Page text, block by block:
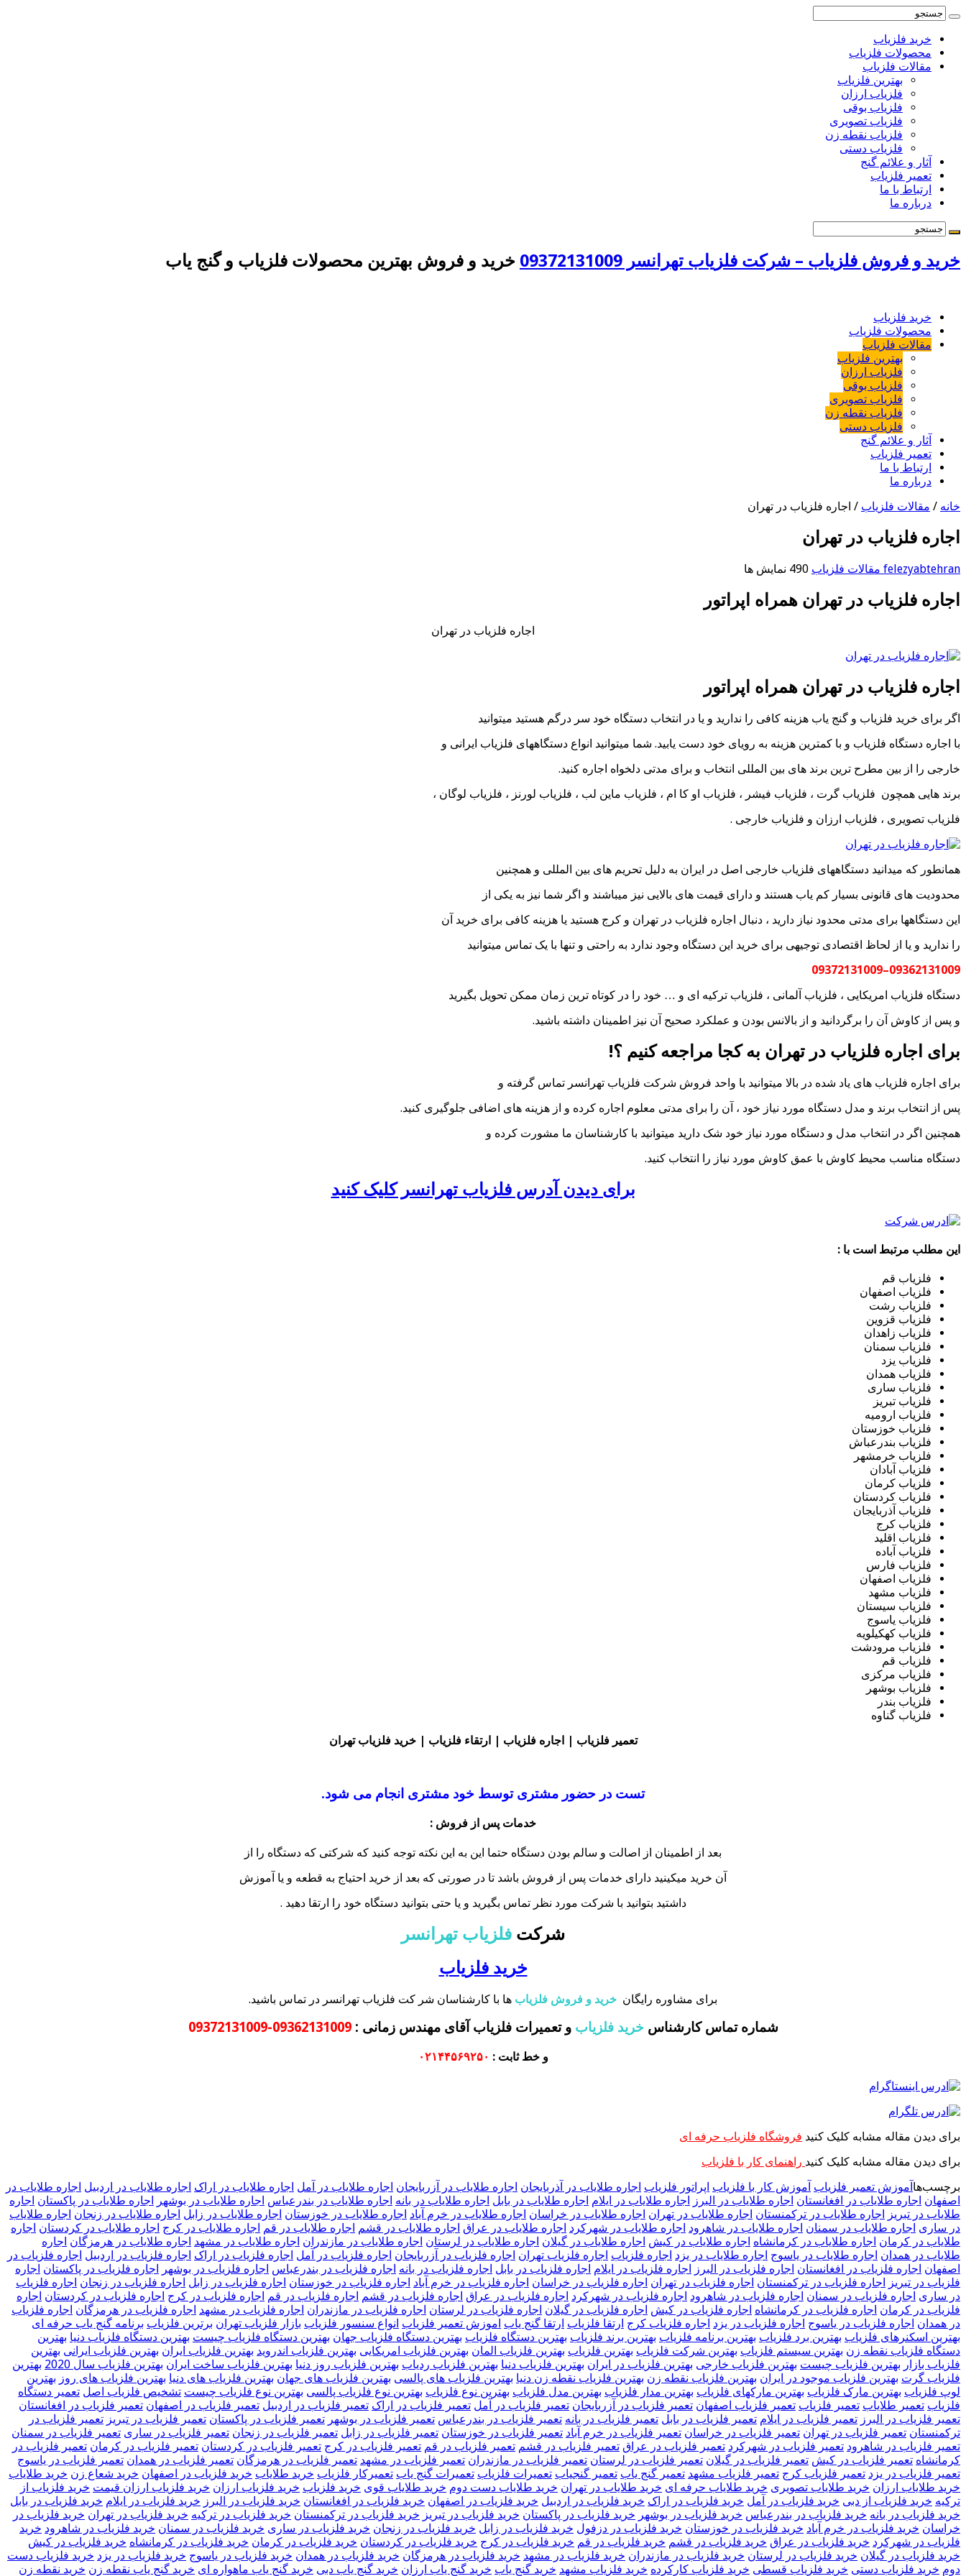
خرید فلزیاب
محصولات فلزیاب
مقالات فلزیاب
بهترین فلزیاب
فلزیاب ارزان
فلزیاب بوقی
فلزیاب تصویری
فلزیاب نقطه زن
فلزیاب دستی
آثار و علائم گنج
تعمیر فلزیاب
ارتباط با ما
درباره ما
خرید و فروش فلزیاب – شرکت فلزیاب تهرانسر 09372131009 خرید و فروش بهترین محصولات فلزیاب و گنج یاب
خرید فلزیاب
محصولات فلزیاب
مقالات فلزیاب
بهترین فلزیاب
فلزیاب ارزان
فلزیاب بوقی
فلزیاب تصویری
فلزیاب نقطه زن
فلزیاب دستی
آثار و علائم گنج
تعمیر فلزیاب
ارتباط با ما
درباره ما
خانه / مقالات فلزیاب / اجاره فلزیاب در تهران
اجاره فلزیاب در تهران
felezyabtehran مقالات فلزیاب 490 نمایش ها
اجاره فلزیاب در تهران همراه اپراتور
اجاره فلزیاب در تهران
اجاره فلزیاب در تهران همراه اپراتور
اگر برای خرید فلزیاب و گنج یاب هزینه کافی را ندارید و یا در انتخاب دستگاه خود سر درگم هستید میتوانید
با اجاره دستگاه فلزیاب و با کمترین هزینه به رویای خود دست یابید. شما میتوانید انواع دستگاههای فلزیاب ایرانی و
خارجی را از بین مطرح ترین برند های بین المللی انتخاب و برای مدتی دلخواه اجاره کنید.
برند هایی همچون فلزیاب گرت ، فلزیاب فیشر ، فلزیاب او کا ام ، فلزیاب ماین لب ، فلزیاب لورنز ، فلزیاب لوگان ،
فلزیاب تصویری ، فلزیاب ارزان و فلزیاب خارجی .
همانطور که میدانید دستگاههای فلزیاب خارجی اصل در ایران به دلیل تحریم های بین المللی و همچنین
محدودیت های قانونی بسیار کم یاب هستند و دارای قیمت های بالایی نیز میباشند و اگر شما نیز به یکی از
این دستگاهها برای مدتی محدود نیاز دارید ، دنبال اجاره فلزیاب در تهران و کرج هستید یا هزینه کافی برای خرید آن
را ندارید و یا از لحاظ اقتصادی توجیهی برای خرید این دستگاه وجود ندارد به راحتی و تنها با یک تماس میتوانید
09362131009–09372131009
دستگاه فلزیاب امریکایی ، فلزیاب آلمانی ، فلزیاب ترکیه ای و … خود را در کوتاه ترین زمان ممکن تحویل بگیرید
و پس از کاوش آن را برگردانید و از بالانس بودن و عملکرد صحیح آن نیز اطمینان داشته باشید.
برای اجاره فلزیاب در تهران به کجا مراجعه کنیم ؟!
برای اجاره فلزیاب های یاد شده در بالا میتوانید با واحد فروش شرکت فلزیاب تهرانسر تماس گرفته و
پس از انتخاب برند و مدل دستگاه مورد نیاز خود ، آن را برای مدتی معلوم اجاره کرده و از هزینه های اضافی جلوگیری کنید.
همچنین اگر در انتخاب مدل و دستگاه مورد نیاز خود شک دارید میتوانید با کارشناسان ما مشورت کرده و
دستگاه مناسب محیط کاوش با عمق کاوش مورد نیاز را انتخاب کنید.
برای دیدن آدرس فلزیاب تهرانسر کلیک کنید
این مطلب مرتبط است با :
فلزیاب قم
فلزیاب اصفهان
فلزیاب رشت
فلزیاب قزوین
فلزیاب زاهدان
فلزیاب سمنان
فلزیاب یزد
فلزیاب همدان
فلزیاب ساری
فلزیاب تبریز
فلزیاب ارومیه
فلزیاب خوزستان
فلزیاب بندرعباش
فلزیاب خرمشهر
فلزیاب آبادان
فلزیاب کرمان
فلزیاب کردستان
فلزیاب آذربایجان
فلزیاب کرج
فلزیاب اقلید
فلزیاب آباده
فلزیاب فارس
فلزیاب اصفهان
فلزیاب مشهد
فلزیاب سیستان
فلزیاب یاسوج
فلزیاب کهکیلویه
فلزیاب مرودشت
فلزیاب قم
فلزیاب مرکزی
فلزیاب بوشهر
فلزیاب بندر
فلزیاب گناوه
تعمیر فلزیاب | اجاره فلزیاب | ارتقاء فلزیاب | خرید فلزیاب تهران
تست در حضور مشتری توسط خود مشتری انجام می شود.
خدمات پس از فروش :
بعد از اطمینان از اصالت و سالم بودن دستگاه حتما این به این نکته توجه کنید که شرکتی که دستگاه را از
آن خرید میکینید دارای خدمات پس از فروش باشد تا در صورتی که بعد از خرید احتیاج به قطعه و یا آموزش
داشتید بتوانید با شرکت مورد نظر تماس بگیرید و یا حتی بتوانید دستگاه خود را ارتقا دهید .
شرکت فلزیاب تهرانسر
خرید فلزیاب
برای مشاوره رایگان خرید و فروش فلزیاب ها با کارشناسان شر کت فلزیاب تهرانسر در تماس باشید.
شماره تماس کارشناس خرید فلزیابو تعمیرات فلزیاب آقای مهندس زمانی :
09362131009-09372131009
و خط ثابت : ۰۲۱۴۴۵۶۹۲۵۰
برای دیدن مقاله مشابه کلیک کنید فروشگاه فلزیاب حرفه ای
برای دیدن مقاله مشابه کلیک کنید راهنمای کار با فلزیاب
برچسب‌هاآموزش تعمیر فلزیاب آموزش کار با فلزیاب اپراتور فلزیاب اجاره طلایاب در آذربایجان اجاره طلایاب در آزربایجان اجاره طلایاب در آمل اجاره طلایاب در اراک اجاره طلایاب در اردبیل اجاره طلایاب در
اصفهان اجاره طلایاب در افغانستان اجاره طلایاب در البرز اجاره طلایاب در ایلام اجاره طلایاب در بابل اجاره طلایاب در بانه اجاره طلایاب در بندرعباس اجاره طلایاب در بوشهر اجاره طلایاب در پاکستان اجاره
طلایاب در تبریز اجاره طلایاب در ترکمنستان اجاره طلایاب در تهران اجاره طلایاب در خراسان اجاره طلایاب در خرم آباد اجاره طلایاب در خوزستان اجاره طلایاب در زابل اجاره طلایاب در زنجان اجاره طلایاب
در ساری اجاره طلایاب در سمنان اجاره طلایاب در شاهرود اجاره طلایاب در شهرکرد اجاره طلایاب در عراق اجاره طلایاب در قشم اجاره طلایاب در قم اجاره طلایاب در کرج اجاره طلایاب در کردستان اجاره
طلایاب در کرمان اجاره طلایاب در کرمانشاه اجاره طلایاب در کیش اجاره طلایاب در گیلان اجاره طلایاب در لرستان اجاره طلایاب در مازندران اجاره طلایاب در مشهد اجاره طلایاب در هرمزگان اجاره
طلایاب در همدان اجاره طلایاب در یاسوج اجاره طلایاب در یزد اجاره فلزیاب اجاره فلزیاب تهران اجاره فلزیاب در آزربایجان اجاره فلزیاب در آمل اجاره فلزیاب در اراک اجاره فلزیاب در اردبیل اجاره فلزیاب در
اصفهان اجاره فلزیاب در افغانستان اجاره فلزیاب در البرز اجاره فلزیاب در ایلام اجاره فلزیاب در بابل اجاره فلزیاب در بانه اجاره فلزیاب در بندرعباس اجاره فلزیاب در بوشهر اجاره فلزیاب در پاکستان اجاره
فلزیاب در تبریز اجاره فلزیاب در ترکمنستان اجاره فلزیاب در تهران اجاره فلزیاب در خراسان اجاره فلزیاب در خرم آباد اجاره فلزیاب در خوزستان اجاره فلزیاب در زابل اجاره فلزیاب در زنجان اجاره فلزیاب
در ساری اجاره فلزیاب در سمنان اجاره فلزیاب در شاهرود اجاره فلزیاب در شهرکرد اجاره فلزیاب در عراق اجاره فلزیاب در قشم اجاره فلزیاب در قم اجاره فلزیاب در کرج اجاره فلزیاب در کردستان اجاره
فلزیاب در کرمان اجاره فلزیاب در کرمانشاه اجاره فلزیاب در کیش اجاره فلزیاب در گیلان اجاره فلزیاب در لرستان اجاره فلزیاب در مازندران اجاره فلزیاب در مشهد اجاره فلزیاب در هرمزگان اجاره فلزیاب
در همدان اجاره فلزیاب در یاسوج اجاره فلزیاب در یزد اجاره فلزیاب کرج ارتقا فلزیاب ارتقا گنج یاب اموزش تعمیر فلزیاب انواع سنسور فلزیاب بازار فلزیاب تهران برترین فلزیاب برنامه گنج یاب حرفه ای
بهترین اسکنرهای فلزیاب بهترین برد فلزیاب بهترین برنامه فلزیاب بهترین برند فلزیاب بهترین دستگاه فلزیاب بهترین دستگاه فلزیاب جهان بهترین دستگاه فلزیاب چیست بهترین دستگاه فلزیاب دنیا بهترین
دستگاه فلزیاب نقطه زن بهترین سیستم فلزیاب بهترین شرکت فلزیاب بهترین فلزیاب بهترین فلزیاب المان بهترین فلزیاب امریکایی بهترین فلزیاب اندروید بهترین فلزیاب ایران بهترین فلزیاب ایرانی بهترین
فلزیاب بازار بهترین فلزیاب چیست بهترین فلزیاب خارجی بهترین فلزیاب در ایران بهترین فلزیاب دنیا بهترین فلزیاب ردیاب بهترین فلزیاب روز دنیا بهترین فلزیاب ساخت ایران بهترین فلزیاب سال 2020
بهترین
فلزیاب گرت بهترین فلزیاب موجود در ایران بهترین فلزیاب نقطه زن بهترین فلزیاب نقطه زن دنیا بهترین فلزیاب های پالسی بهترین فلزیاب های جهان بهترین فلزیاب های دنیا بهترین فلزیاب های روز بهترین
لوپ فلزیاب بهترین مارک فلزیاب بهترین مارکهای فلزیاب بهترین مدار فلزیاب بهترین مدل فلزیاب بهترین نوع فلزیاب بهترین نوع فلزیاب پالسی بهترین نوع فلزیاب چیست تشخیص فلزیاب اصل تعمیر دستگاه
فلزیاب تعمیر طلایاب تعمیر فلزیاب تعمیر فلزیاب اصفهان تعمیر فلزیاب در آزربایجان تعمیر فلزیاب در آمل تعمیر فلزیاب در اراک تعمیر فلزیاب در اردبیل تعمیر فلزیاب در اصفهان تعمیر فلزیاب در افغانستان
تعمیر فلزیاب در البرز تعمیر فلزیاب در ایلام تعمیر فلزیاب در بابل تعمیر فلزیاب در بانه تعمیر فلزیاب در بندرعباس تعمیر فلزیاب در بوشهر تعمیر فلزیاب در پاکستان تعمیر فلزیاب در تبریز تعمیر فلزیاب در
ترکمنستان تعمیر فلزیاب در تهران تعمیر فلزیاب در خراسان تعمیر فلزیاب در خرم آباد تعمیر فلزیاب در خوزستان تعمیر فلزیاب در زابل تعمیر فلزیاب در زنجان تعمیر فلزیاب در ساری تعمیر فلزیاب در سمنان
تعمیر فلزیاب در شاهرود تعمیر فلزیاب در شهرکرد تعمیر فلزیاب در عراق تعمیر فلزیاب در قشم تعمیر فلزیاب در قم تعمیر فلزیاب در کرج تعمیر فلزیاب در کردستان تعمیر فلزیاب در کرمان تعمیر فلزیاب در
کرمانشاه تعمیر فلزیاب در کیش تعمیر فلزیاب در گیلان تعمیر فلزیاب در لرستان تعمیر فلزیاب در مازندران تعمیر فلزیاب در مشهد تعمیر فلزیاب در هرمزگان تعمیر فلزیاب در همدان تعمیر فلزیاب در یاسوج
تعمیر فلزیاب در یزد تعمیر فلزیاب کرج تعمیر فلزیاب مشهد تعمیر گنج یاب تعمیر گنجیاب تعمیرات فلزیاب تعمیرات گنج یاب تعمیرکار فلزیاب خريد طلاياب خريد فلزياب در اصفهان خرید شعاع زن خرید طلایاب
خرید طلایاب ارزان خرید طلایاب تصویری خرید طلایاب حرفه ای خرید طلایاب در تهران خرید طلایاب دست دوم خرید طلایاب قوی خرید فلزیاب خرید فلزیاب ارزان خرید فلزیاب ارزان قیمت خرید فلزیاب از
ترکیه خرید فلزیاب از دبی خرید فلزیاب در آمل خرید فلزیاب در اراک خرید فلزیاب در اردبیل خرید فلزیاب در اصفهان خرید فلزیاب در افغانستان خرید فلزیاب در البرز خرید فلزیاب در ایلام خرید فلزیاب در بابل
خرید فلزیاب در بانه خرید فلزیاب در بندرعباس خرید فلزیاب در بوشهر خرید فلزیاب در پاکستان خرید فلزیاب در تبریز خرید فلزیاب در ترکمنستان خرید فلزیاب در ترکیه خرید فلزیاب در تهران خرید فلزیاب در
خراسان خرید فلزیاب در خرم آباد خرید فلزیاب در خوزستان خرید فلزیاب در دزفول خرید فلزیاب در زابل خرید فلزیاب در زنجان خرید فلزیاب در ساری خرید فلزیاب در سمنان خرید فلزیاب در شاهرود خرید
فلزیاب در شهرکرد خرید فلزیاب در عراق خرید فلزیاب در قشم خرید فلزیاب در قم خرید فلزیاب در کرج خرید فلزیاب در کردستان خرید فلزیاب در کرمان خرید فلزیاب در کرمانشاه خرید فلزیاب در کیش
خرید فلزیاب در گیلان خرید فلزیاب در لرستان خرید فلزیاب در مازندران خرید فلزیاب در مشهد خرید فلزیاب در هرمزگان خرید فلزیاب در همدان خرید فلزیاب در یاسوج خرید فلزیاب در یزد خرید فلزیاب دست
دوم خرید فلزیاب دستی خرید فلزیاب قسطی خرید فلزیاب کارکرده خرید فلزیاب مشهد خرید گنج یاب خرید گنج یاب ارزان خرید گنج یاب دبی خرید گنج یاب ماهواره ای خرید گنج یاب نقطه زن خرید نقطه زن